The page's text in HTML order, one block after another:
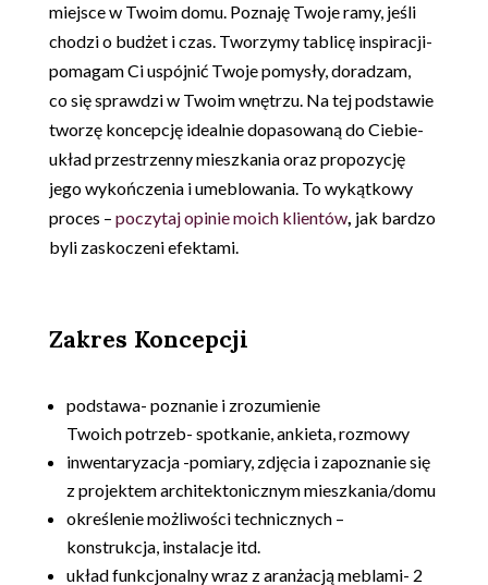
miejsce w Twoim domu. Poznaję Twoje ramy, jeśli
chodzi o budżet i czas. Tworzymy tablicę inspiracji-
pomagam Ci uspójnić Twoje pomysły, doradzam,
co się sprawdzi w Twoim wnętrzu. Na tej podstawie
tworzę koncepcję idealnie dopasowaną do Ciebie-
układ przestrzenny mieszkania oraz propozycję
jego wykończenia i umeblowania. To wykątkowy
proces – poczytaj opinie moich klientów, jak bardzo
byli zaskoczeni efektami.
Zakres Koncepcji
podstawa- poznanie i zrozumienie
Twoich potrzeb- spotkanie, ankieta, rozmowy
inwentaryzacja -pomiary, zdjęcia i zapoznanie się
z projektem architektonicznym mieszkania/domu
określenie możliwości technicznych –
konstrukcja, instalacje itd.
układ funkcjonalny wraz z aranżacją meblami- 2